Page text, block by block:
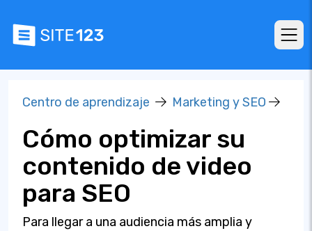
Centro de aprendizaje Marketing y SEO
Cómo optimizar su
contenido de video
para SEO
Para llegar a una audiencia más amplia y